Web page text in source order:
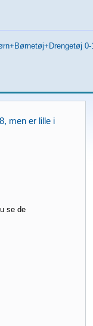
0-
men er lille i
se de